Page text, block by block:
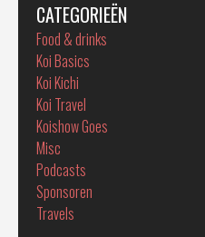
CATEGORIEËN
Food & drinks
Koi Basics
Koi Kichi
Koi Travel
Koishow Goes
Misc
Podcasts
Sponsoren
Travels